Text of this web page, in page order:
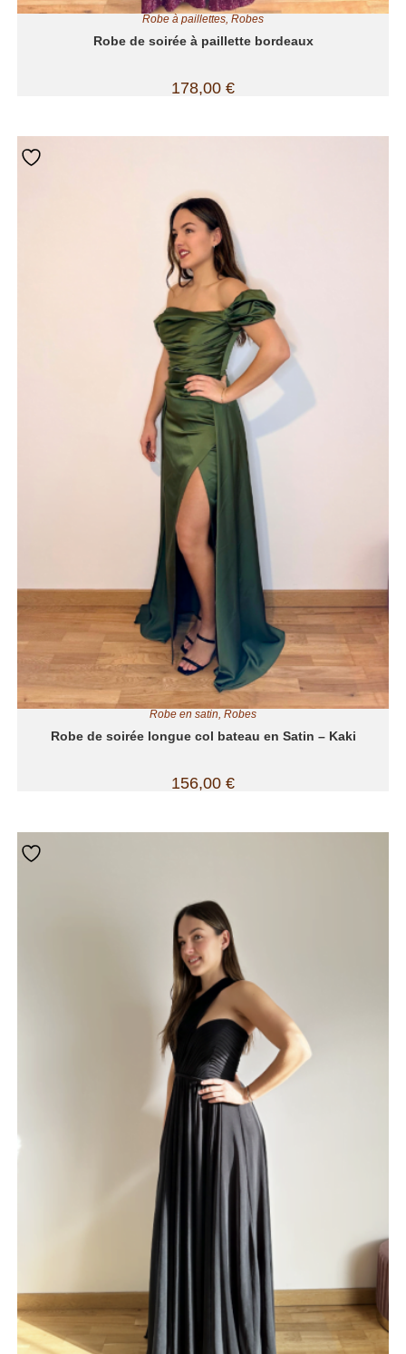
Robe à paillettes Robes
Robe de soirée à paillette bordeaux
178,00 €
Robe en satin, Robes
Robe de soirée longue col bateau en Satin – Kaki
156,00 €